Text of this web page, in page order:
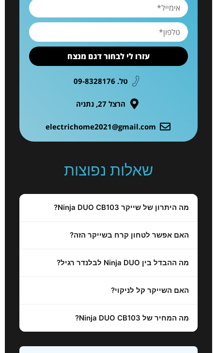
עזרו לי לבחור דגם מנצח
טל. 09-8328176
הרצל 27, נתניה
electrichome2021@gmail.com
שאלות נפוצות
מה היתרון של שייקר Ninja DUO CB103?
האם אפשר לטחון קרח בשייקר הזה?
מה ההבדל בין Ninja DUO לבלנדר רגיל?
האם השייקר קל לניקוי?
מה המחיר של Ninja DUO CB103?